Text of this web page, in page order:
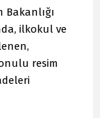
Bakanlığı
ilkokul ve
resim